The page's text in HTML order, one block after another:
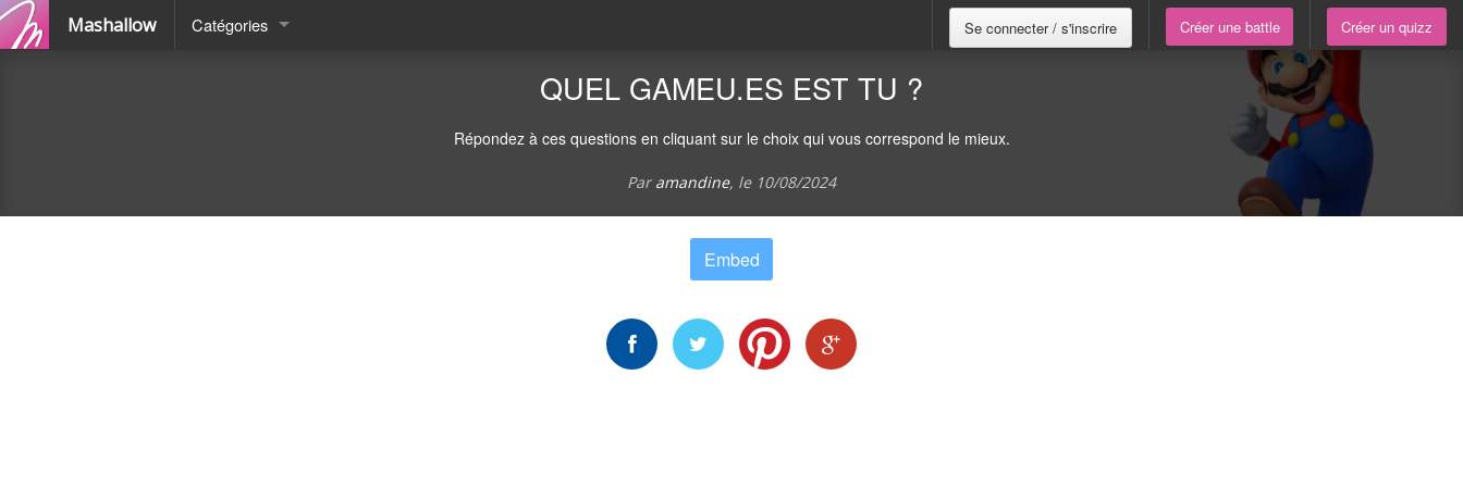
Mashallow Catégories Se connecter / s'inscrire Créer une battle Créer un quizz
QUEL GAMEU.ES EST TU ?
Répondez à ces questions en cliquant sur le choix qui vous correspond le mieux.
Par amandine, le 10/08/2024
Embed